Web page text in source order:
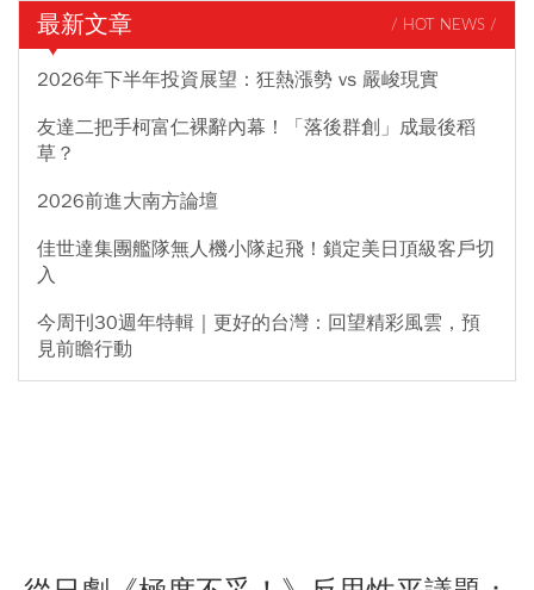
最新文章 / HOT NEWS /
2026年下半年投資展望：狂熱漲勢 vs 嚴峻現實
友達二把手柯富仁裸辭內幕！「落後群創」成最後稻
草？
2026前進大南方論壇
佳世達集團艦隊無人機小隊起飛！鎖定美日頂級客戶切
入
今周刊30週年特輯｜更好的台灣：回望精彩風雲，預
見前瞻行動